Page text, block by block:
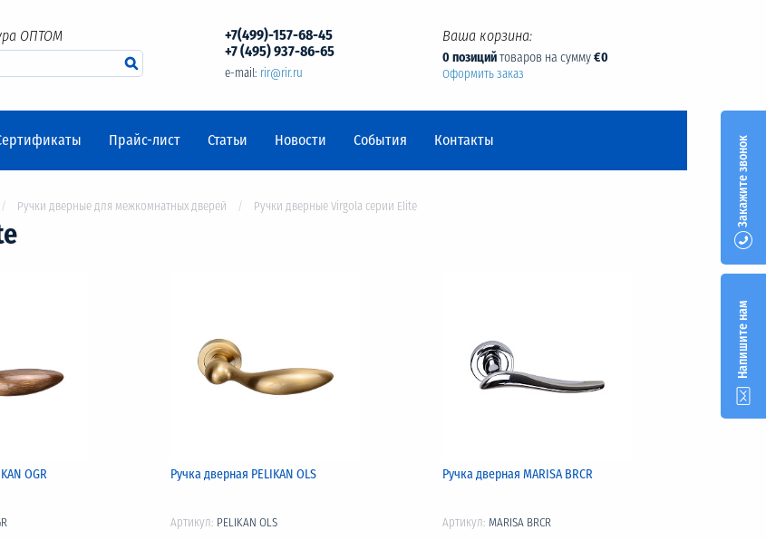
ОПТОМ
+7(499)-157-68-45
+7 (495) 937-86-65
e-mail: rir@rir.ru
Ваша корзина:
0 позицийтоваров на сумму€0
Оформить заказ
Прайс-лист Статьи Новости События Контакты
Ручки дверные для межкомнатных дверей Ручки дверные Virgola серии Elite
OGR Ручка дверная PELIKAN OLS
Артикул: PELIKAN OLS
Ручка дверная MARISA BRCR
Артикул: MARISA BRCR
Закажите звонок
Напишите нам